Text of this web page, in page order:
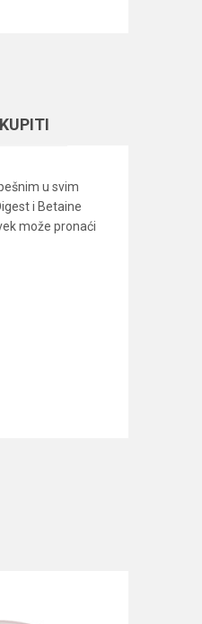
u svim
i Betaine
može pronaći